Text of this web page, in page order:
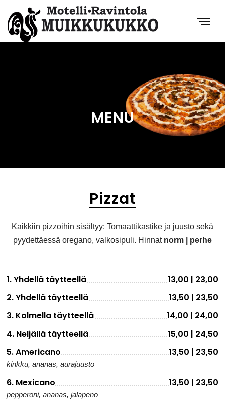
MENU
Pizzat
Kaikkiin pizzoihin sisältyy: Tomaattikastike ja juusto sekä
pyydettäessä oregano, valkosipuli. Hinnat norm | perhe
1. Yhdellä täytteellä
13,00 | 23,00
2. Yhdellä täytteellä
13,50 | 23,50
3. Kolmella täytteellä
14,00 | 24,00
4. Neljällä täytteellä
15,00 | 24,50
5. Americano
13,50 | 23,50
kinkku, ananas, aurajuusto
6. Mexicano 13,50 | 23,50
pepperoni, ananas, jalapeno